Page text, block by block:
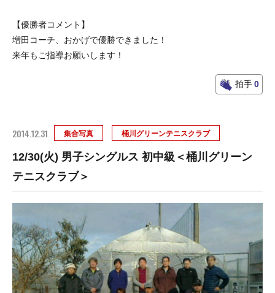
【優勝者コメント】
増田コーチ、おかげで優勝できました！
来年もご指導お願いします！
拍手0
2014.12.31 集合写真 桶川グリーンテニスクラブ
12/30(火) 男子シングルス 初中級＜桶川グリーン
テニスクラブ＞